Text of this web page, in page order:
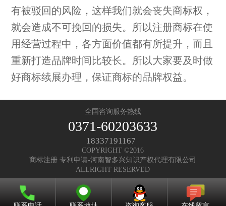
有被驳回的风险，这样我们就会丧失商标权，
就会造成不可挽回的损失。所以注册商标在使
用经营过程中，各方面价值都有所提升，而且
重新打造品牌时间比较长。所以大家要及时做
好商标续展办理，保证商标的品牌权益。
全国咨询服务热线
0371-60203633
18337191167
COPYRIGHT ©2016
商标注册 专利申请-河南智多兴知识产权代理有限公司
ALLRIGHT RESERVED